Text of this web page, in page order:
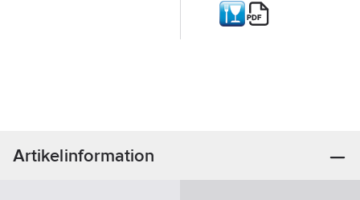
Artikelinformation